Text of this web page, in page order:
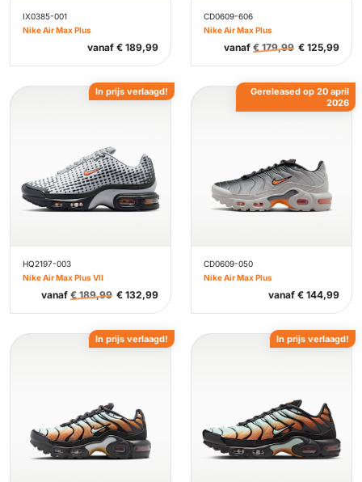
IX0385-001
Nike Air Max Plus
vanaf € 189,99
CD0609-606
Nike Air Max Plus
vanaf €179,99 € 125,99
HQ2197-003
Nike Air Max Plus VII
vanaf €189,99 € 132,99
In prijs verlaagd!
CD0609-050
Nike Air Max Plus
vanaf € 144,99
Gereleased op 20 april
2026
In prijs verlaagd! In prijs verlaagd!